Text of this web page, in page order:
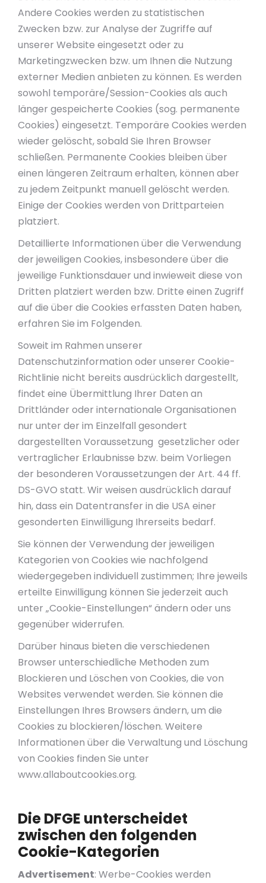
Andere Cookies werden zu statistischen
Zwecken bzw. zur Analyse der Zugriffe auf
unserer Website eingesetzt oder zu
Marketingzwecken bzw. um Ihnen die Nutzung
externer Medien anbieten zu können. Es werden
sowohl temporäre/Session-Cookies als auch
länger gespeicherte Cookies (sog. permanente
Cookies) eingesetzt. Temporäre Cookies werden
wieder gelöscht, sobald Sie Ihren Browser
schließen. Permanente Cookies bleiben über
einen längeren Zeitraum erhalten, können aber
zu jedem Zeitpunkt manuell gelöscht werden.
Einige der Cookies werden von Drittparteien
platziert.
Detaillierte Informationen über die Verwendung
der jeweiligen Cookies, insbesondere über die
jeweilige Funktionsdauer und inwieweit diese von
Dritten platziert werden bzw. Dritte einen Zugriff
auf die über die Cookies erfassten Daten haben,
erfahren Sie im Folgenden.
Soweit im Rahmen unserer
Datenschutzinformation oder unserer Cookie-
Richtlinie nicht bereits ausdrücklich dargestellt,
findet eine Übermittlung Ihrer Daten an
Drittländer oder internationale Organisationen
nur unter der im Einzelfall gesondert
dargestellten Voraussetzung gesetzlicher oder
vertraglicher Erlaubnisse bzw. beim Vorliegen
der besonderen Voraussetzungen der Art. 44 ff.
DS-GVO statt. Wir weisen ausdrücklich darauf
hin, dass ein Datentransfer in die USA einer
gesonderten Einwilligung Ihrerseits bedarf.
Sie können der Verwendung der jeweiligen
Kategorien von Cookies wie nachfolgend
wiedergegeben individuell zustimmen; Ihre jeweils
erteilte Einwilligung können Sie jederzeit auch
unter „Cookie-Einstellungen“ ändern oder uns
gegenüber widerrufen.
Darüber hinaus bieten die verschiedenen
Browser unterschiedliche Methoden zum
Blockieren und Löschen von Cookies, die von
Websites verwendet werden. Sie können die
Einstellungen Ihres Browsers ändern, um die
Cookies zu blockieren/löschen. Weitere
Informationen über die Verwaltung und Löschung
von Cookies finden Sie unter
www.allaboutcookies.org.
Die DFGE unterscheidet
zwischen den folgenden
Cookie-Kategorien
Advertisement: Werbe-Cookies werden